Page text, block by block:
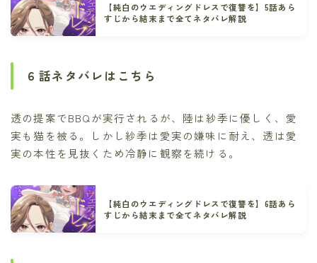
【純白のウエディングドレスで復讐を】5話あら
すじから結末まで全てネタバレ解説
６話ネタバレはこちら
透の提案でBBQが実行されるが、陸は紗季に優しく、愛
実も猫を被る。しかし紗季は愛実の嫌味に耐え、透は愛
実の本性を見抜くため冷静に観察を続ける。
【純白のウエディングドレスで復讐を】6話あら
すじから結末まで全てネタバレ解説